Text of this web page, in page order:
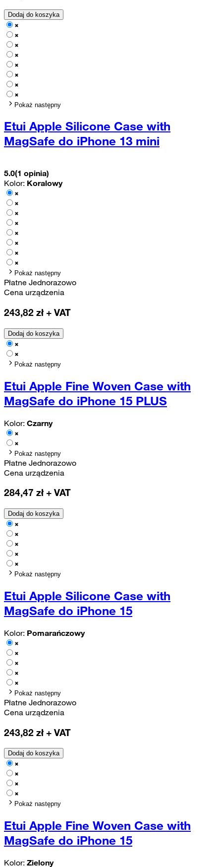
Dodaj do koszyka
Pokaż następny
Etui Apple Silicone Case with
MagSafe do iPhone 13 mini
5.0(1 opinia)
Kolor: Koralowy
Pokaż następny
Płatne Jednorazowo
Cena urządzenia
243,82 zł + VAT
Dodaj do koszyka
Pokaż następny
Etui Apple Fine Woven Case with
MagSafe do iPhone 15 PLUS
Kolor: Czarny
Pokaż następny
Płatne Jednorazowo
Cena urządzenia
284,47 zł + VAT
Dodaj do koszyka
Pokaż następny
Etui Apple Silicone Case with
MagSafe do iPhone 15
Kolor: Pomarańczowy
Pokaż następny
Płatne Jednorazowo
Cena urządzenia
243,82 zł + VAT
Dodaj do koszyka
Pokaż następny
Etui Apple Fine Woven Case with
MagSafe do iPhone 15
Kolor: Zielony